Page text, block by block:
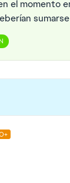
el momento